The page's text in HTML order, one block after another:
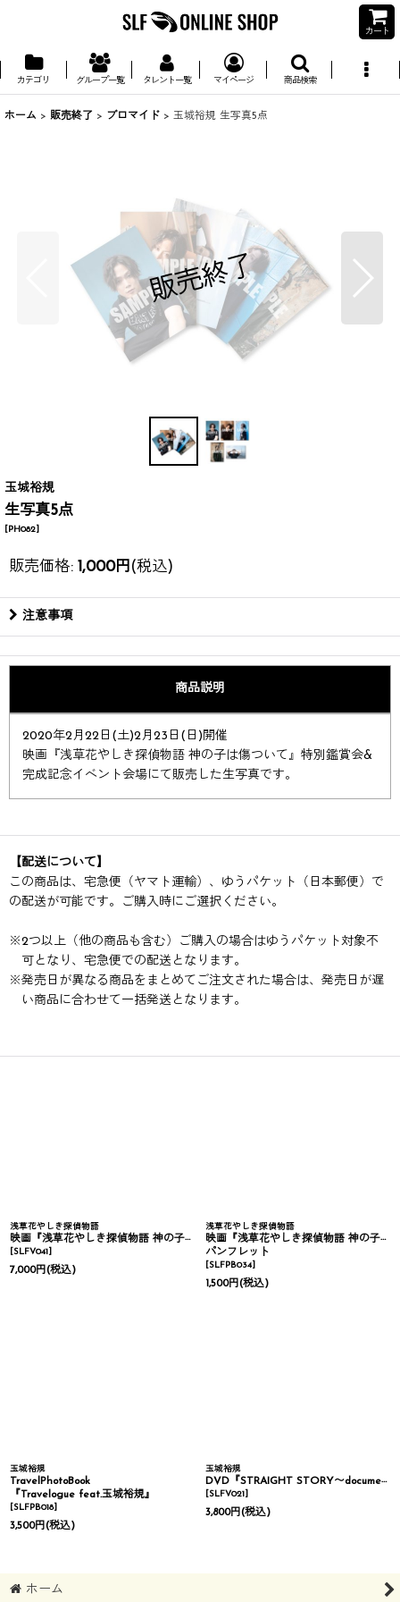
カート
カテゴリ グループ一覧 タレント一覧 マイページ 商品検索
ホーム > 販売終了 > ブロマイド > 玉城裕規 生写真5点
玉城裕規
生写真5点
[PH082]
販売価格: 1,000円 (税込)
注意事項
商品説明
2020年2月22日(土)2月23日(日)開催
映画『浅草花やしき探偵物語 神の子は傷ついて』特別鑑賞会&
完成記念イベント会場にて販売した生写真です。
【配送について】
この商品は、宅急便（ヤマト運輸）、ゆうパケット（日本郵便）で
の配送が可能です。ご購入時にご選択ください。
※2つ以上（他の商品も含む）ご購入の場合はゆうパケット対象不
可となり、宅急便での配送となります。
※発売日が異なる商品をまとめてご注文された場合は、発売日が遅
い商品に合わせて一括発送となります。
浅草花やしき探偵物語
映画『浅草花やしき探偵物語 神の子は傷ついて』Blu-ray
[SLFV041]
7,000円(税込)
浅草花やしき探偵物語
映画『浅草花やしき探偵物語 神の子は傷ついて』
パンフレット
[SLFPB034]
1,500円(税込)
玉城裕規
TravelPhotoBook
『Travelogue feat.玉城裕規』
[SLFPB018]
3,500円(税込)
玉城裕規
DVD『STRAIGHT STORY〜document of YUKI TAMAKI〜』
[SLFV021]
3,800円(税込)
ホーム